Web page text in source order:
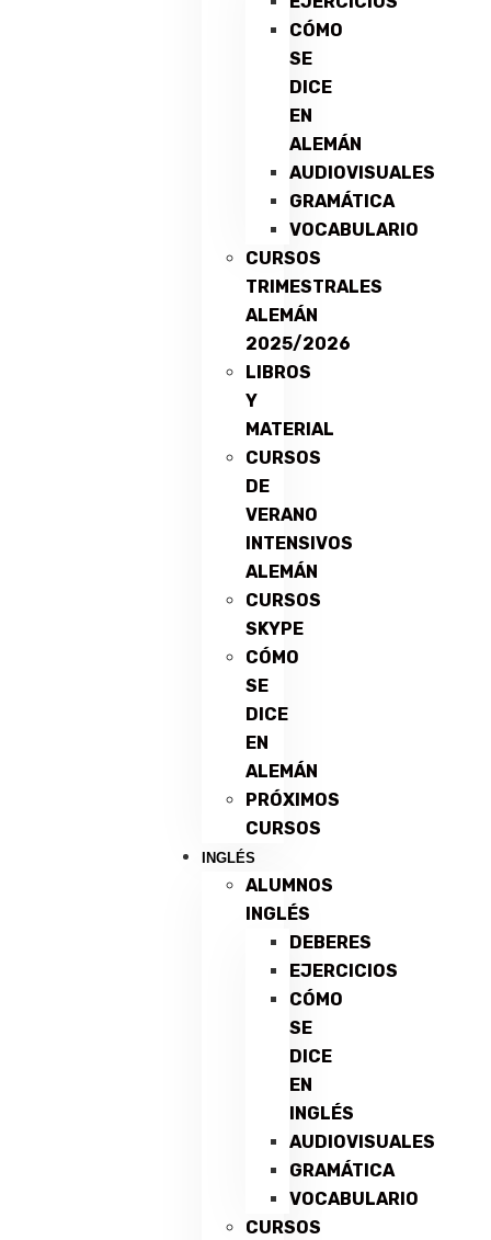
CÓMO
SE
DICE
EN
ALEMÁN
AUDIOVISUALES
GRAMÁTICA
VOCABULARIO
CURSOS
TRIMESTRALES
ALEMÁN
2025/2026
LIBROS
Y
MATERIAL
CURSOS
DE
VERANO
INTENSIVOS
ALEMÁN
CURSOS
SKYPE
CÓMO
SE
DICE
EN
ALEMÁN
PRÓXIMOS
CURSOS
INGLÉS
ALUMNOS
INGLÉS
DEBERES
EJERCICIOS
CÓMO
SE
DICE
EN
INGLÉS
AUDIOVISUALES
GRAMÁTICA
VOCABULARIO
CURSOS